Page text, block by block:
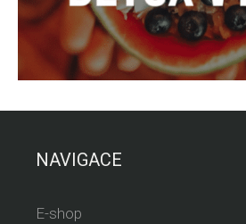
NAVIGACE
E-shop